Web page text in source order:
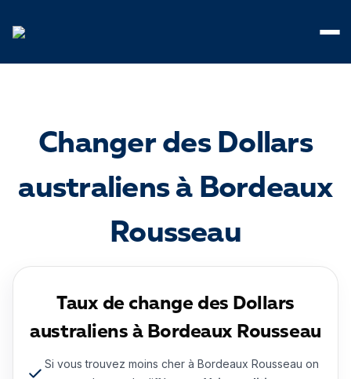
Changer des Dollars
australiens à Bordeaux
Rousseau
Taux de change des Dollars
australiens à Bordeaux Rousseau
Si vous trouvez moins cher à Bordeaux Rousseau on